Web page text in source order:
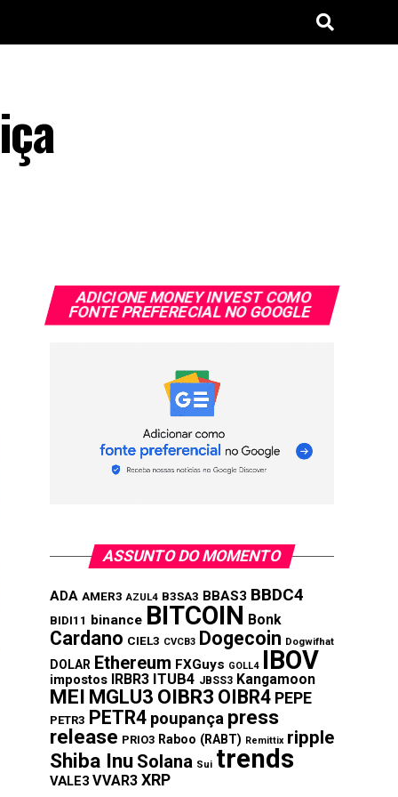
ADICIONE MONEY INVEST COMO
FONTE PREFERECIAL NO GOOGLE
ASSUNTO DO MOMENTO
ADA AMER3 AZUL4 B3SA3 BBAS3 BBDC4
BIDI11 binance BITCOIN Bonk
Cardano CIEL3 CVCB3 Dogecoin Dogwifhat
DOLAR Ethereum FXGuys GOLL4 IBOV
impostos IRBR3 ITUB4 JBSS3 Kangamoon
MEI MGLU3 OIBR3 OIBR4 PEPE
PETR3 PETR4 poupança press
release PRIO3 Raboo (RABT) Remittix ripple
Shiba Inu Solana Sui trends
VALE3 VVAR3 XRP